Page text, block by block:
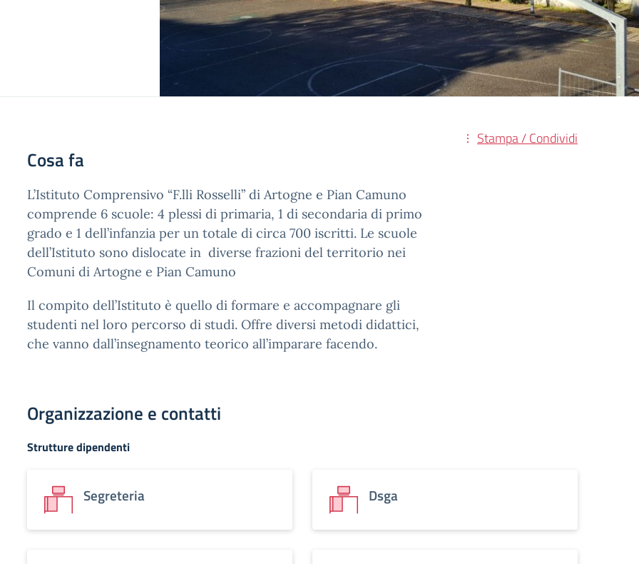
Stampa / Condividi
Cosa fa
L’Istituto Comprensivo “F.lli Rosselli” di Artogne e Pian Camuno
comprende 6 scuole: 4 plessi di primaria, 1 di secondaria di primo
grado e 1 dell’infanzia per un totale di circa 700 iscritti. Le scuole
dell’Istituto sono dislocate in diverse frazioni del territorio nei
Comuni di Artogne e Pian Camuno
Il compito dell’Istituto è quello di formare e accompagnare gli
studenti nel loro percorso di studi. Offre diversi metodi didattici,
che vanno dall’insegnamento teorico all’imparare facendo.
Organizzazione e contatti
Strutture dipendenti
Segreteria Dsga